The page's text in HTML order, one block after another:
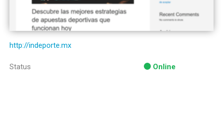
http://indeporte.mx
Status Online